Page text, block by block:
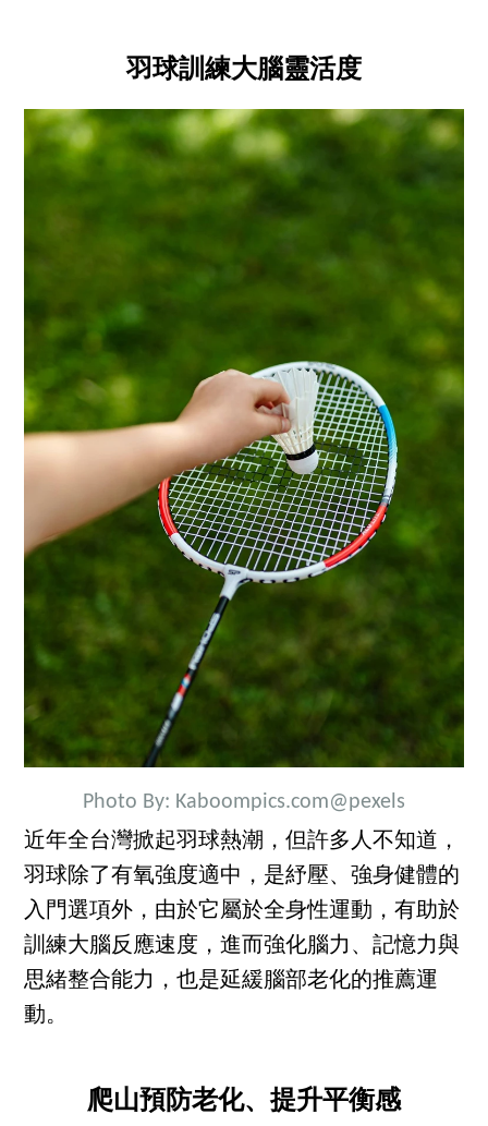
羽球訓練大腦靈活度
Photo By: Kaboompics.com@pexels
近年全台灣掀起羽球熱潮，但許多人不知道，
羽球除了有氧強度適中，是紓壓、強身健體的
入門選項外，由於它屬於全身性運動，有助於
訓練大腦反應速度，進而強化腦力、記憶力與
思緒整合能力，也是延緩腦部老化的推薦運
動。
爬山預防老化、提升平衡感